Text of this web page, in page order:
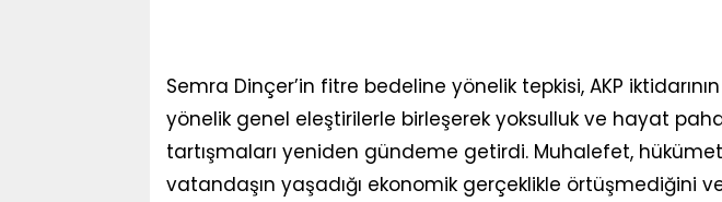
Semra Dinçer’in fitre bedeline yönelik tepkisi, AKP
yönelik genel eleştirilerle birleşerek yoksulluk ve hayat
tartışmaları yeniden gündeme getirdi. Muhalefet,
vatandaşın yaşadığı ekonomik gerçeklikle örtüşmediğini